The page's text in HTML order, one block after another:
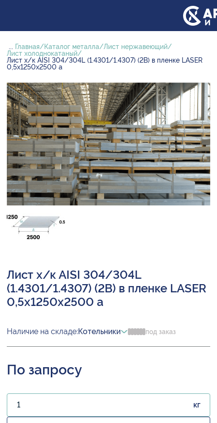
... Главная Каталог металла
Лист нержавеющий
Лист холоднокатаный
Лист х/к AISI 304/304L (1.4301/1.4307) (2B) в пленке LASER
0,5х1250х2500 а
Лист х/к AISI 304/304L
(1.4301/1.4307) (2B) в пленке LASER
0,5х1250х2500 а
Наличие на складе:Котельники под заказ
По запросу
кг